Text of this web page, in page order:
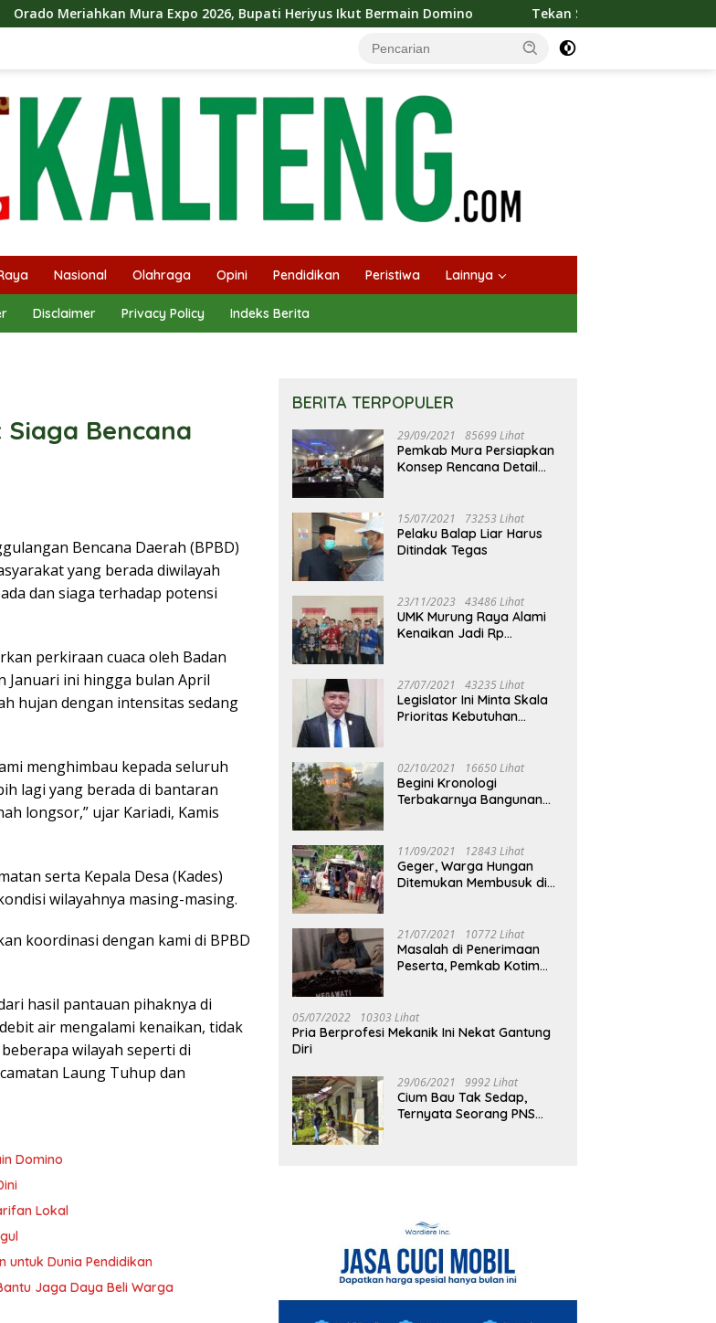
Mura Expo 2026, Bupati Heriyus Ikut Bermain Domino Tekan Stunting, Heriyus Ajak Masyarakat
Nasional Olahraga Opini Pendidikan Peristiwa Lainnya
Disclaimer Privacy Policy Indeks Berita
Bencana
Bencana Daerah (BPBD)
yang berada diwilayah
dan siaga terhadap potensi
perkiraan cuaca oleh Badan
Januari ini hingga bulan April
hujan dengan intensitas sedang
menghimbau kepada seluruh
lagi yang berada di bantaran
longsor,” ujar Kariadi, Kamis
serta Kepala Desa (Kades)
wilayahnya masing-masing.
koordinasi dengan kami di BPBD
hasil pantauan pihaknya di
air mengalami kenaikan, tidak
wilayah seperti di
Laung Tuhup dan
Domino
Lokal
untuk Dunia Pendidikan
Jaga Daya Beli Warga
BERITA TERPOPULER
29/09/2021 85699 Lihat
Pemkab Mura Persiapkan
Konsep Rencana Detail
15/07/2021 73253 Lihat
Pelaku Balap Liar Harus
Ditindak Tegas
23/11/2023 43486 Lihat
UMK Murung Raya Alami
Kenaikan Jadi Rp
27/07/2021 43235 Lihat
Legislator Ini Minta Skala
Prioritas Kebutuhan
02/10/2021 16650 Lihat
Begini Kronologi
Terbakarnya Bangunan
11/09/2021 12843 Lihat
Geger, Warga Hungan
Ditemukan Membusuk di
21/07/2021 10772 Lihat
Masalah di Penerimaan
Peserta, Pemkab Kotim
05/07/2022 10303 Lihat
Pria Berprofesi Mekanik Ini Nekat Gantung
Diri
29/06/2021 9992 Lihat
Cium Bau Tak Sedap,
Ternyata Seorang PNS